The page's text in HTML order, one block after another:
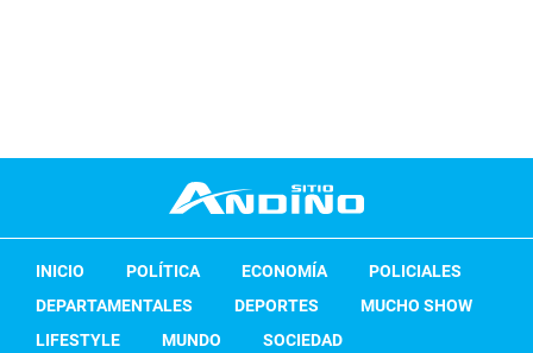
INICIO POLÍTICA ECONOMÍA
POLICIALES
DEPARTAMENTALES
DEPORTES
MUCHO SHOW
LIFESTYLE
MUNDO SOCIEDAD